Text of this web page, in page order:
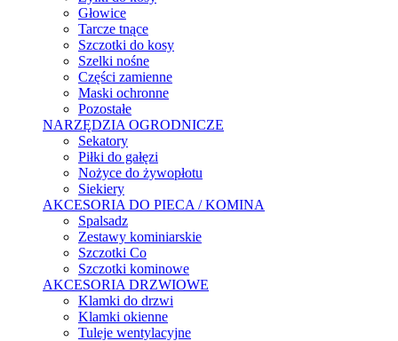
Głowice
Tarcze tnące
Szczotki do kosy
Szelki nośne
Części zamienne
Maski ochronne
Pozostałe
NARZĘDZIA OGRODNICZE
Sekatory
Piłki do gałęzi
Nożyce do żywopłotu
Siekiery
AKCESORIA DO PIECA / KOMINA
Spalsadz
Zestawy kominiarskie
Szczotki Co
Szczotki kominowe
AKCESORIA DRZWIOWE
Klamki do drzwi
Klamki okienne
Tuleje wentylacyjne